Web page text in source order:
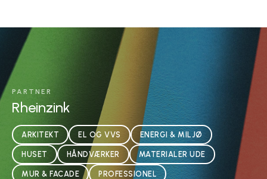
PARTNER
Rheinzink
ARKITEKT EL OG VVS ENERGI & MILJØ
HUSET HÅNDVÆRKER MATERIALER UDE
MUR & FACADE PROFESSIONEL